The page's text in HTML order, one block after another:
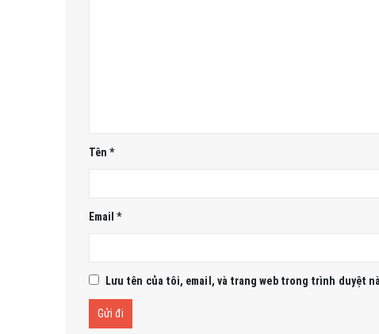
Tên*
Email*
Lưu tên của tôi, email, và trang web trong trình duyệt